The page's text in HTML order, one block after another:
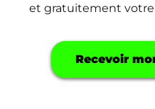
et gratuitement votre
Recevoir